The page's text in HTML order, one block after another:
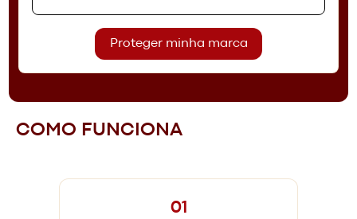
COMO FUNCIONA
01